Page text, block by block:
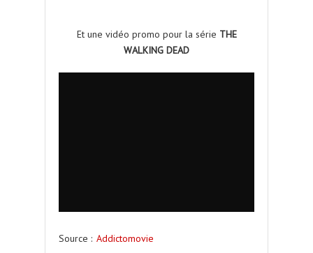
Et une vidéo promo pour la série THE
WALKING DEAD
Source : Addictomovie